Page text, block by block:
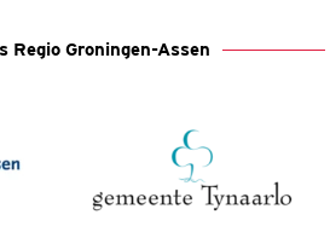
Regio Groningen-Assen